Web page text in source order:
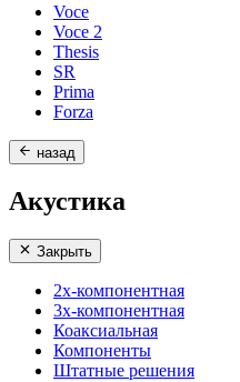
Voce
Voce 2
Thesis
SR
Prima
Forza
назад
Акустика
Закрыть
2х-компонентная
3х-компонентная
Коаксиальная
Компоненты
Штатные решения